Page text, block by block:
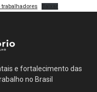
trabalhadores Baixar
e fortalecimento das
no Brasil